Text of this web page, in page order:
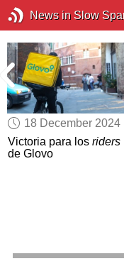
News in Slow
18 December 2024
Victoria para losriders
de Glovo